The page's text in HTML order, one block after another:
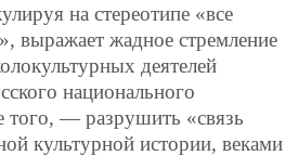
на стереотипе «все
выражает жадное стремление
деятелей
национального
того, — разрушить «связь
культурной истории, веками